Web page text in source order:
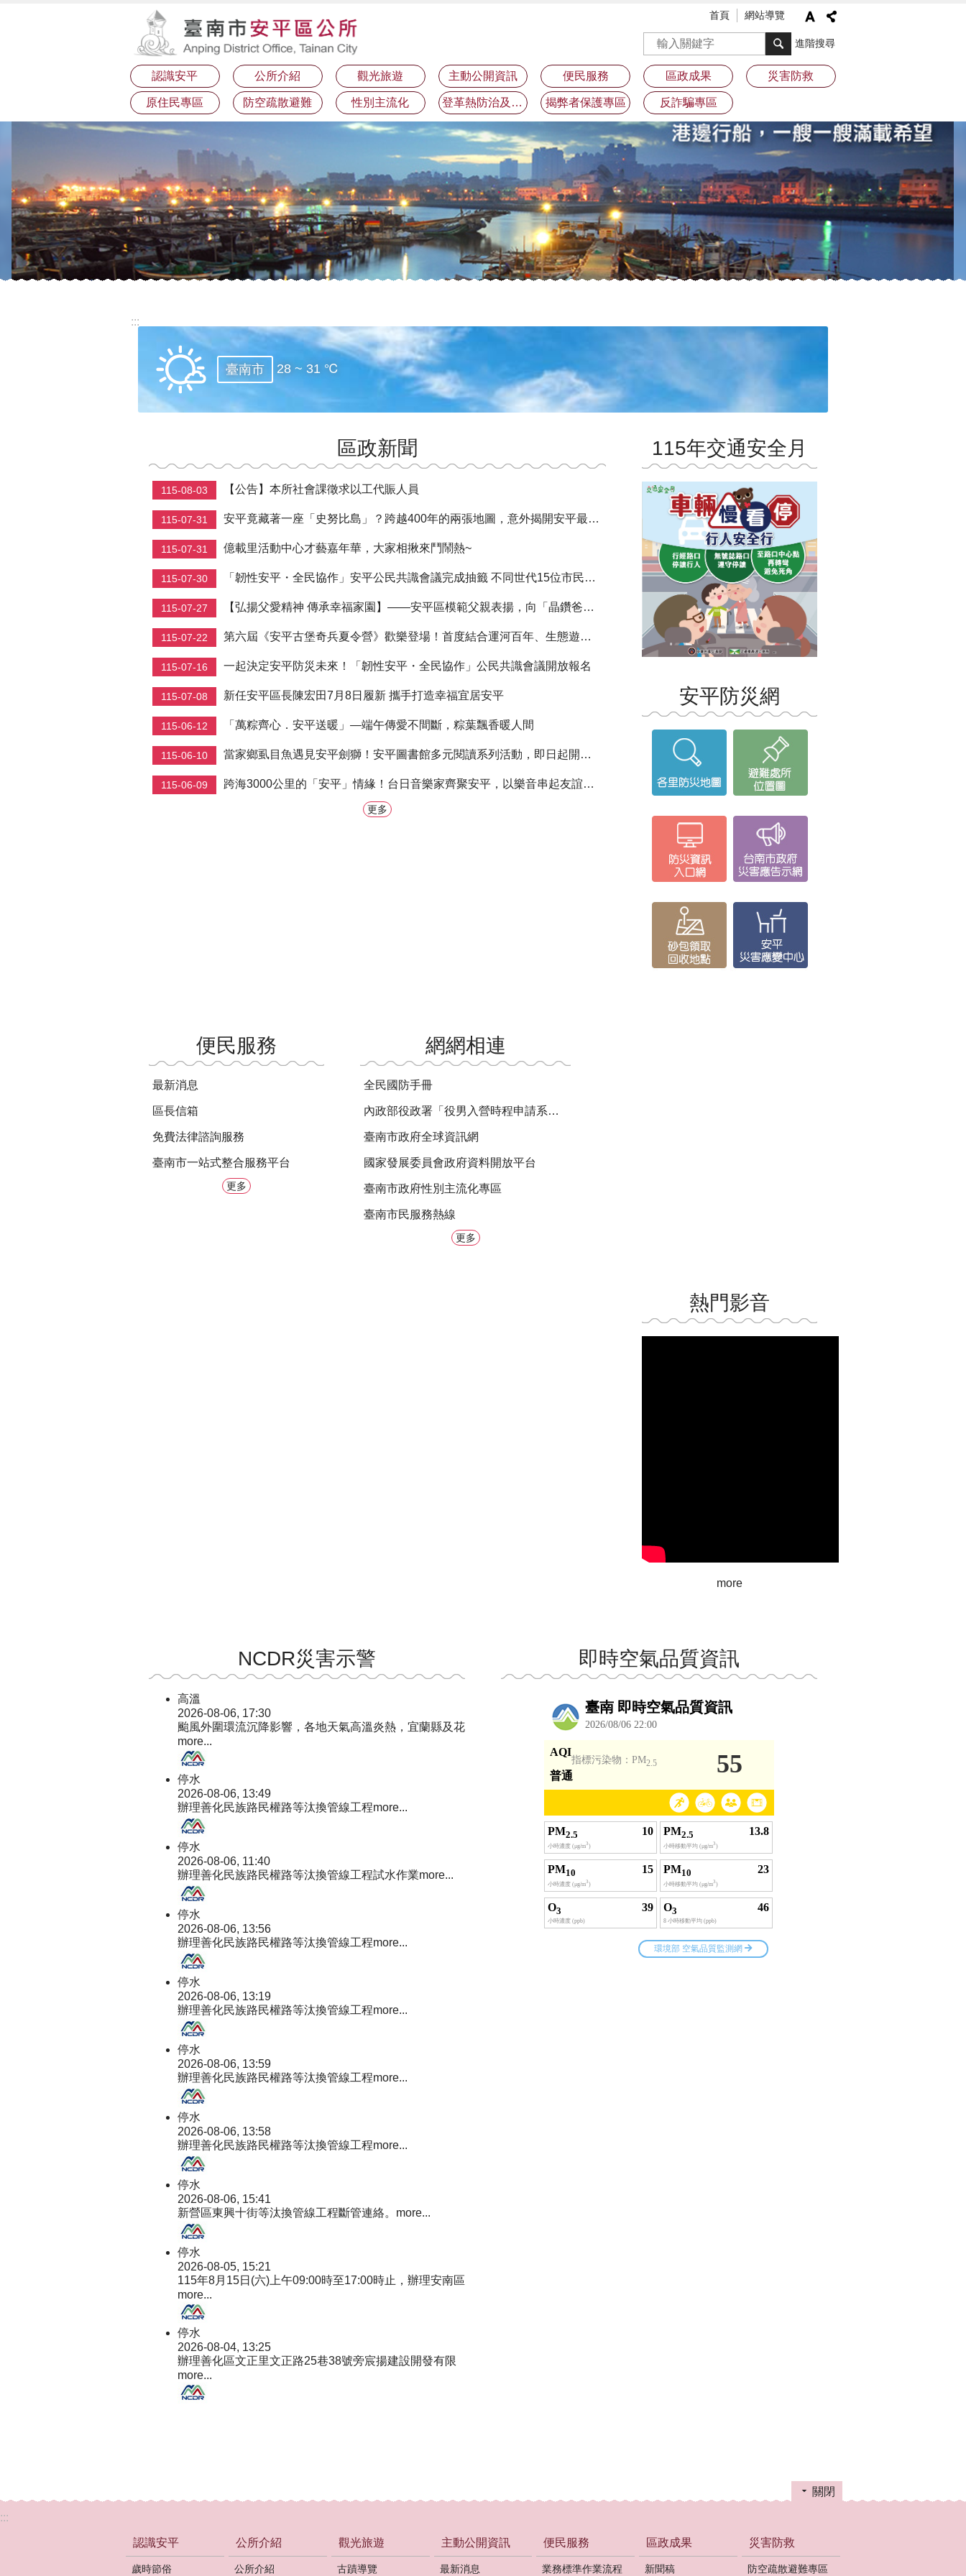
首頁 網站導覽
搜尋 進階搜尋
認識安平 公所介紹 觀光旅遊 主動公開資訊 便民服務 區政成果 災害防救
原住民專區 防空疏散避難 性別主流化 登革熱防治及預防注射疫苗接種專區 揭弊者保護專區 反詐騙專區
:::
臺南市 28 ~ 31 ℃
區政新聞
115-08-03 【公告】本所社會課徵求以工代賑人員
115-07-31 安平竟藏著一座「史努比島」？跨越400年的兩張地圖，意外揭開安平最療癒的城市秘密！
115-07-31 億載里活動中心才藝嘉年華，大家相揪來鬥鬧熱~
115-07-30 「韌性安平・全民協作」安平公民共識會議完成抽籤 不同世代15位市民共同討論防災未來
115-07-27 【弘揚父愛精神 傳承幸福家園】——安平區模範父親表揚，向「晶鑽爸爸」致敬
115-07-22 第六屆《安平古堡奇兵夏令營》歡樂登場！首度結合運河百年、生態遊船與木雕藝術探索
115-07-16 一起決定安平防災未來！「韌性安平・全民協作」公民共識會議開放報名
115-07-08 新任安平區長陳宏田7月8日履新 攜手打造幸福宜居安平
115-06-12 「萬粽齊心．安平送暖」—端午傳愛不間斷，粽葉飄香暖人間
115-06-10 當家鄉虱目魚遇見安平劍獅！安平圖書館多元閱讀系列活動，即日起開放免費報名
115-06-09 跨海3000公里的「安平」情緣！台日音樂家齊聚安平，以樂音串起友誼，展現臺南熱情
更多
115年交通安全月
安平防災網
便民服務
最新消息
區長信箱
免費法律諮詢服務
臺南市一站式整合服務平台
更多
網網相連
全民國防手冊
內政部役政署「役男入營時程申請系統」
臺南市政府全球資訊網
國家發展委員會政府資料開放平台
臺南市政府性別主流化專區
臺南市民服務熱線
更多
熱門影音
more
NCDR災害示警
高溫
2026-08-06, 17:30
颱風外圍環流沉降影響，各地天氣高溫炎熱，宜蘭縣及花
more...
停水
2026-08-06, 13:49
辦理善化民族路民權路等汰換管線工程more...
停水
2026-08-06, 11:40
辦理善化民族路民權路等汰換管線工程試水作業more...
停水
2026-08-06, 13:56
辦理善化民族路民權路等汰換管線工程more...
停水
2026-08-06, 13:19
辦理善化民族路民權路等汰換管線工程more...
停水
2026-08-06, 13:59
辦理善化民族路民權路等汰換管線工程more...
停水
2026-08-06, 13:58
辦理善化民族路民權路等汰換管線工程more...
停水
2026-08-06, 15:41
新營區東興十街等汰換管線工程斷管連絡。 more...
停水
2026-08-05, 15:21
115年8月15日(六)上午09:00時至17:00時止，辦理安南區
more...
停水
2026-08-04, 13:25
辦理善化區文正里文正路25巷38號旁宸揚建設開發有限
more...
即時空氣品質資訊
關閉
:::
認識安平
歲時節俗
公所介紹
公所介紹
觀光旅遊
古蹟導覽
主動公開資訊
最新消息
便民服務
業務標準作業流程
區政成果
新聞稿
災害防救
防空疏散避難專區